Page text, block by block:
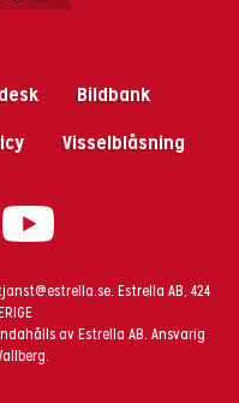
Bildbank
Visselblåsning
. Estrella AB, 424
av Estrella AB. Ansvarig